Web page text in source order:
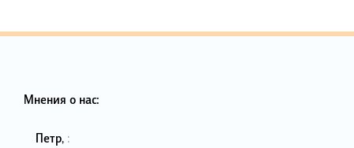
Мнения о нас:
Петр, :